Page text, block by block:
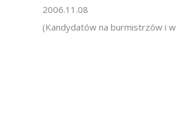
2006.11.08
(Kandydatów na burmistrzów i